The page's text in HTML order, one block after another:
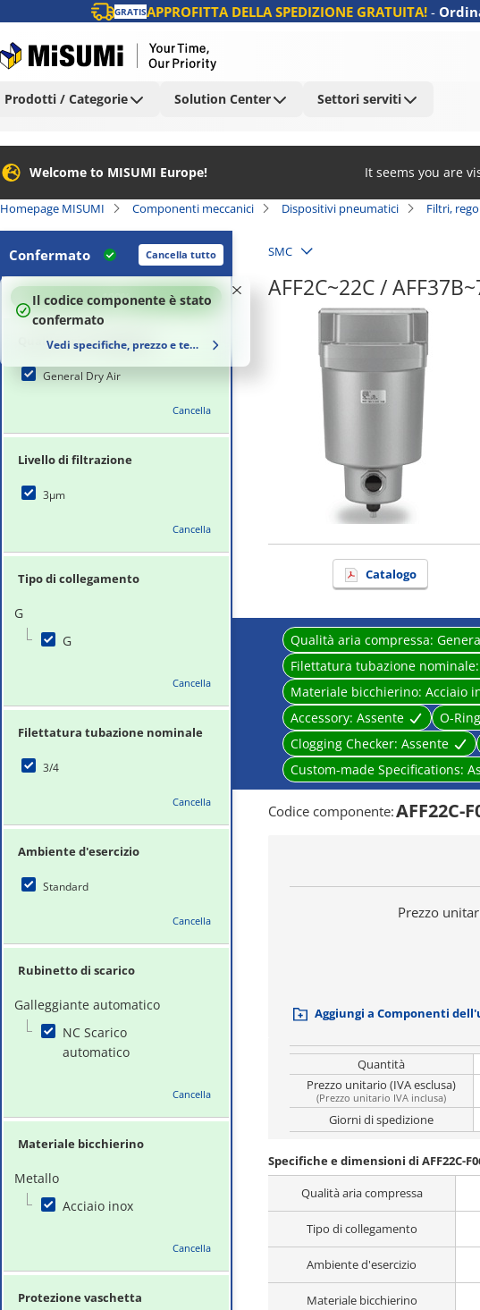
GRATISAPPROFITTA DELLA SPEDIZIONE GRATUITA! -
Prodotti / Categorie Solution Center Settori serviti
Welcome to MISUMI Europe! It seems you are
Homepage MISUMI Componenti meccanici Dispositivi pneumatici Filtri,
Confermato Cancella tutto
100%
Il codice componente è stato
confermato
Vedi specifiche, prezzo e tempi di consegna
Qualità aria compressa
General Dry Air
Cancella
Livello di filtrazione
3μm
Cancella
Tipo di collegamento
G
G
Cancella
Filettatura tubazione nominale
3/4
Cancella
Ambiente d'esercizio
Standard
Cancella
Rubinetto di scarico
Galleggiante automatico
NC Scarico
automatico
Cancella
Materiale bicchierino
Metallo
Acciaio inox
Cancella
Protezione vaschetta
SMC
AFF2C~22C /
Catalogo
Qualità aria compressa:
Filettatura tubazione nominale:
Materiale bicchierino: Acciaio
Accessory: Assente O-
Clogging Checker: Assente
Custom-made Specifications:
Codice componente:AFF22C-
Prezzo
Aggiungi a Componenti
Quantità
Prezzo unitario (IVA esclusa)
(Prezzo unitario IVA inclusa)
Giorni di spedizione
Specifiche e dimensioni di AFF22C-
Qualità aria compressa
Tipo di collegamento
Ambiente d'esercizio
Materiale bicchierino